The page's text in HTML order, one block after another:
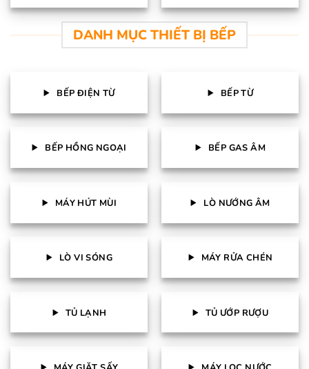
DANH MỤC THIẾT BỊ BẾP
BẾP ĐIỆN TỪ BẾP TỪ
BẾP HỒNG NGOẠI BẾP GAS ÂM
MÁY HÚT MÙI LÒ NƯỚNG ÂM
LÒ VI SÓNG MÁY RỬA CHÉN
TỦ LẠNH TỦ ƯỚP RƯỢU